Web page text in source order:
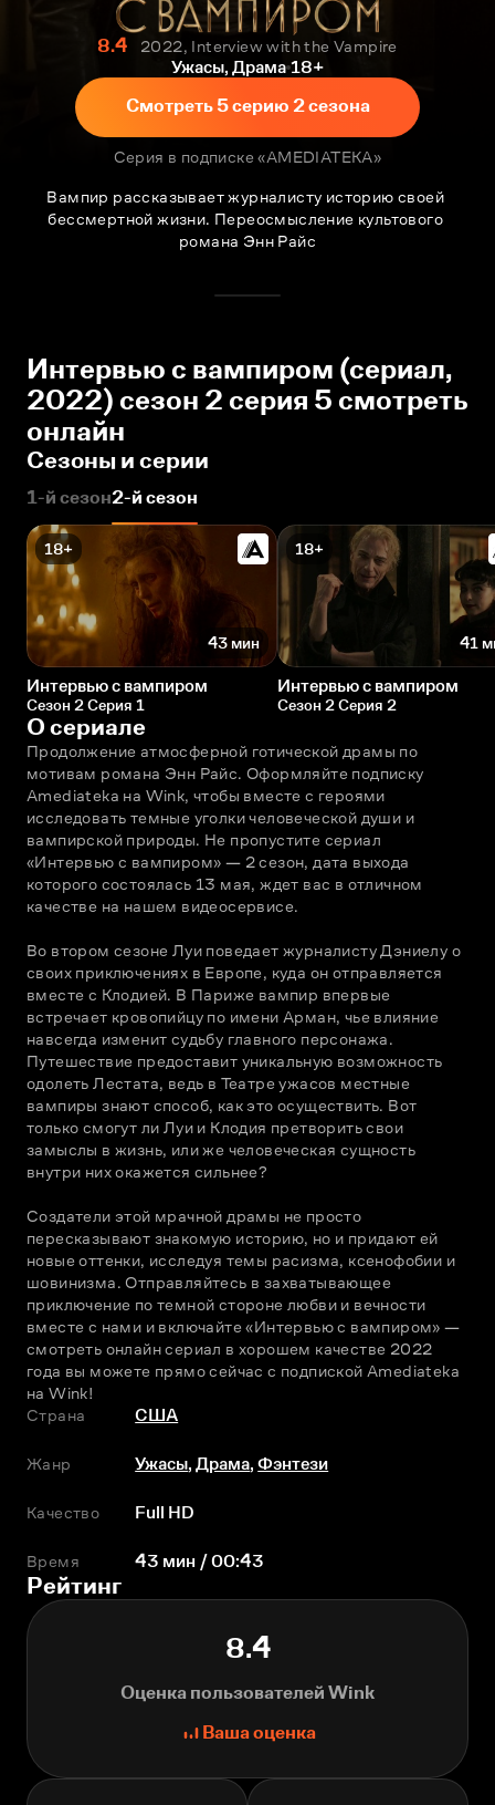
8.4
2022, Interview with the Vampire
Ужасы, Драма 18+
Вампир рассказывает журналисту историю своей
бессмертной жизни. Переосмысление культового
романа Энн Райс
Смотреть 5 серию 2 сезона
Серия в подписке «AMEDIATEKA»
Интервью с вампиром (сериал,
2022) сезон 2 серия 5 смотреть
онлайн
Сезоны и серии
1-й сезон2-й сезон
18+
43 мин
Интервью с вампиром
Сезон 2 Серия 1
18+
41
Интервью с вампиром
Сезон 2 Серия 2
О сериале
Продолжение атмосферной готической драмы по
мотивам романа Энн Райс. Оформляйте подписку
Amediateka на Wink, чтобы вместе с героями
исследовать темные уголки человеческой души и
вампирской природы. Не пропустите сериал
«Интервью с вампиром» — 2 сезон, дата выхода
которого состоялась 13 мая, ждет вас в отличном
качестве на нашем видеосервисе.
Во втором сезоне Луи поведает журналисту Дэниелу о
своих приключениях в Европе, куда он отправляется
вместе с Клодией. В Париже вампир впервые
встречает кровопийцу по имени Арман, чье влияние
навсегда изменит судьбу главного персонажа.
Путешествие предоставит уникальную возможность
одолеть Лестата, ведь в Театре ужасов местные
вампиры знают способ, как это осуществить. Вот
только смогут ли Луи и Клодия претворить свои
замыслы в жизнь, или же человеческая сущность
внутри них окажется сильнее?
Создатели этой мрачной драмы не просто
пересказывают знакомую историю, но и придают ей
новые оттенки, исследуя темы расизма, ксенофобии и
шовинизма. Отправляйтесь в захватывающее
приключение по темной стороне любви и вечности
вместе с нами и включайте «Интервью с вампиром» —
смотреть онлайн сериал в хорошем качестве 2022
года вы можете прямо сейчас с подпиской Amediateka
на Wink!
Страна
США
Жанр Ужасы,Драма,Фэнтези
Качество Full HD
Время 43 мин / 00:43
Рейтинг
8.4
Оценка пользователей Wink
Ваша оценка